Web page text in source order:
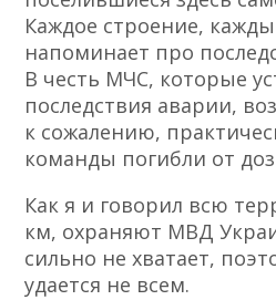
Каждое строение,
напоминает про
В честь МЧС, которые
последствия аварии,
к сожалению,
команды погибли от
Как я и говорил всю
км, охраняют МВД
сильно не хватает,
удается не всем.